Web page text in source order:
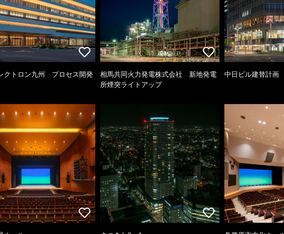
クトロン九州 プロセス開発
相馬共同火力発電株式会社 新地発電
所煙突ライトアップ
中日ビル建替計画